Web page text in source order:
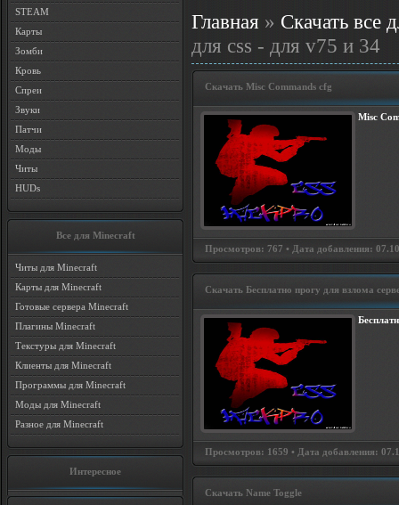
STEAM
Карты
Зомби
Кровь
Спреи
Звуки
Патчи
Моды
Читы
HUDs
Все для Minecraft
Читы для Minecraft
Карты для Minecraft
Готовые сервера Minecraft
Плагины Minecraft
Текстуры для Minecraft
Клиенты для Minecraft
Программы для Minecraft
Моды для Minecraft
Разное для Minecraft
Интересное
Главная » Скачать все
для css - для v75 и 34
Скачать Misc Commands cfg
Misc
Просмотров: 767 • Дата добавления:
Скачать Бесплатно прогу для взлома
Просмотров: 1659 • Дата добавления:
Скачать Name Toggle